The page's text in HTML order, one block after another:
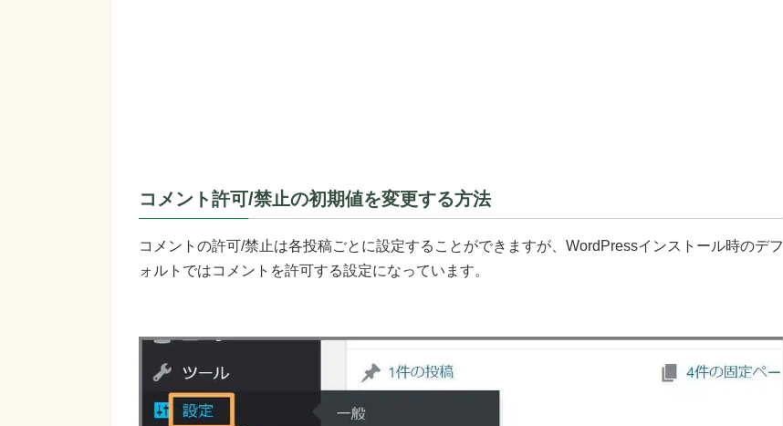
コメント許可/禁止の初期値を変更する方法
コメントの許可/禁止は各投稿ごとに設定することができますが、WordPressインストール時のデフ
ォルトではコメントを許可する設定になっています。